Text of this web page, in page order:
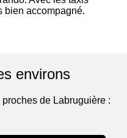
bien accompagné.
environs
de Labruguière :